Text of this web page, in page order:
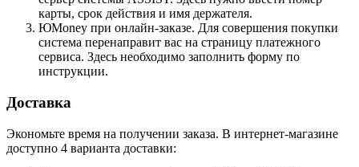
карты, срок действия и имя держателя.
ЮMoney при онлайн-заказе. Для совершения покупки
система перенаправит вас на страницу платежного
сервиса. Здесь необходимо заполнить форму по
инструкции.
Доставка
Экономьте время на получении заказа. В интернет-магазине
доступно 4 варианта доставки: